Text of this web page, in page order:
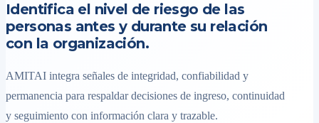
Identifica el nivel de riesgo de las
personas antes y durante su relación
con la organización.
AMITAI integra señales de integridad, confiabilidad y
permanencia para respaldar decisiones de ingreso, continuidad
y seguimiento con información clara y trazable.